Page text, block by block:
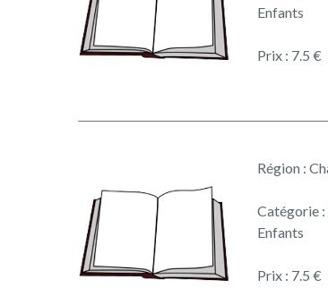
Enfants
Prix : 7.5 €
Région :
Catégorie
Enfants
Prix : 7.5 €